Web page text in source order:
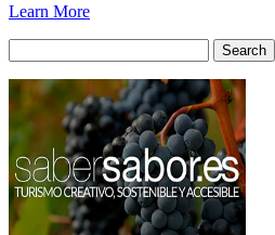
Learn More
Search